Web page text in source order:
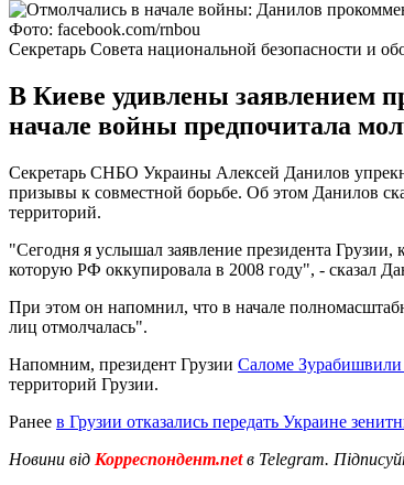
Фото: facebook.com/rnbou
Секретарь Совета национальной безопасности и
В Киеве удивлены заявлением
начале войны предпочитала
Секретарь СНБО Украины Алексей Данилов
призывы к совместной борьбе. Об этом Данилов
территорий.
"Сегодня я услышал заявление президента
которую РФ оккупировала в 2008 году", - сказал
При этом он напомнил, что в начале
лиц отмолчалась".
Напомним, президент Грузии Саломе Зурабишвили
территорий Грузии.
Ранее в Грузии отказались передать Украине
Новини від Корреспондент.netв Telegram.